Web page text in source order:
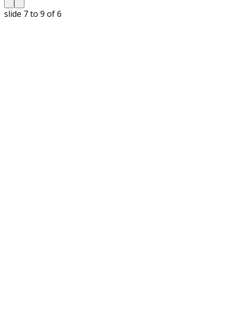
slide 7 to 9 of 6